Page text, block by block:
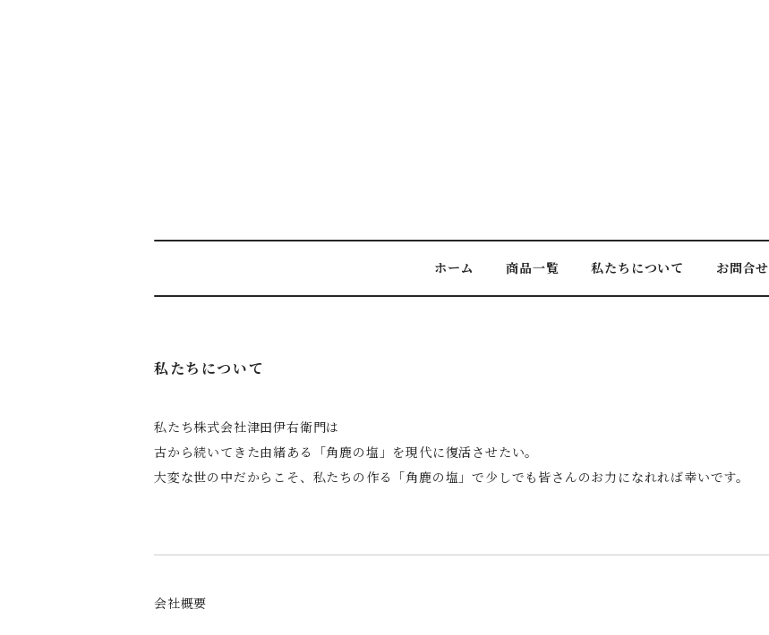
ホーム 商品一覧 私たちについて お問合せ
私たちについて
私たち株式会社津田伊右衛門は
古から続いてきた由緒ある「角鹿の塩」を現代に復活させたい。
大変な世の中だからこそ、私たちの作る「角鹿の塩」で少しでも皆さんのお力になれれば幸いです。
会社概要